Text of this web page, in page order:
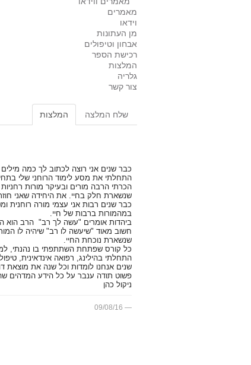
מאמרים
וידאו
מן העתונות
אבחון וטיפולים
רכישת הספר
המלצות
גלריה
צור קשר
שלח המלצה המלצות
כבר שנים אני רוצה לכתוב לך כמה
התחלתי את מסע לימוד הרוחני שלי בתחילת שנת 1997. מאז כל
הכרתי הרבה מורים ובעיקר מורות
שנשארת חלק בחיי. את היחידה שאני
כבר שנים רבות אני עצמי מורה רוחנית
במהמורות ברבות של חיי.
ביהדות אומרים "עשה לך רב" הרב הוא
חשוב מאוד "שיעשה לו רב" שיהיה לו
שנשארת נוכחת החיי.
כל קורס שפתחת השתתפתי בו נהנתי,
התחלתי בהילינג, רפואה אינדאינית,
שנים אנחנו לומדות וכל שנה את מוצאת
פשוט תודה ענבר על כל הידע המדהים
ניקול כהן
09/08/16